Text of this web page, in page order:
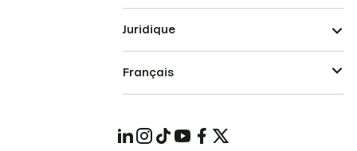
Juridique
Français